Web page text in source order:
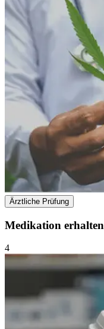
Ärztliche Prüfung
Medikation erhalten
4